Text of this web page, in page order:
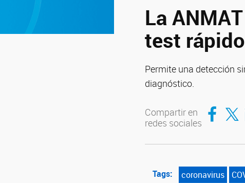
La
test
Permite una detección
diagnóstico.
Compartir en
redes sociales
Compartir
Tags: coronavirus